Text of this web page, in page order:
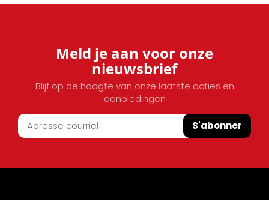
Meld je aan voor onze
nieuwsbrief
Blijf op de hoogte van onze laatste acties en
aanbiedingen
S'abonner